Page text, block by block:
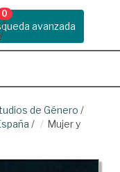
avanzada
0
de Género /
/
Mujer y